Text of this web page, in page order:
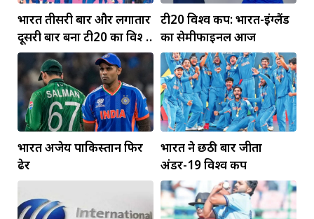
भारत तीसरी बार और लगातार
दूसरी बार बना टी20 का विश्व
विजेता
टी20 विश्व कप: भारत-इंग्लैंड
का सेमीफाइनल आज
भारत अजेय पाकिस्तान फिर
ढेर
भारत ने छठी बार जीता
अंडर-19 विश्व कप